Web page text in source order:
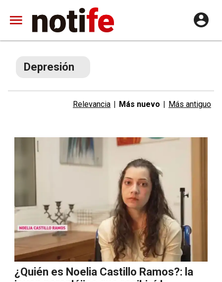
Depresión
Relevancia | Más nuevo | Más antiguo
¿Quién es Noelia Castillo Ramos?: la